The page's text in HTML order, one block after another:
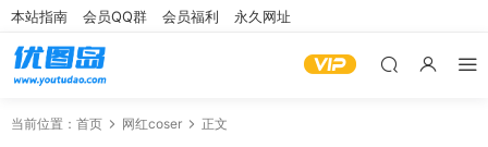
本站指南 会员QQ群 会员福利 永久网址
当前位置： 首页 网红coser 正文